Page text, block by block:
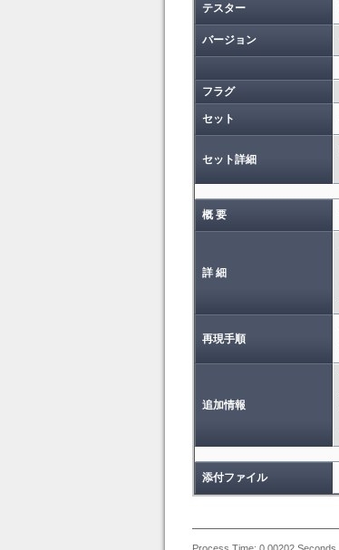
テスター
バージョン
フラグ
セット
セット詳細
概 要
詳 細
再現手順
追加情報
添付ファイル